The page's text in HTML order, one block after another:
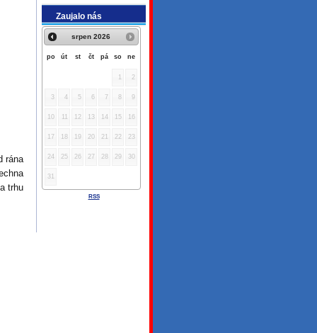
Zaujalo nás
srpen 2026
po út st čt pá so ne
1 2
3 4 5 6 7 8 9
10 11 12 13 14 15 16
17 18 19 20 21 22 23
24 25 26 27 28 29 30
31
RSS
rána
trhu